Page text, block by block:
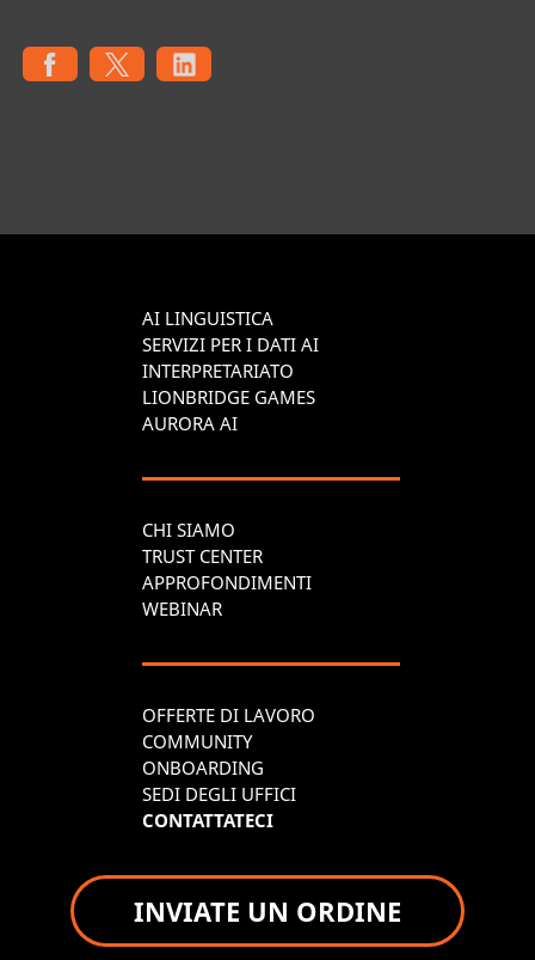
AI LINGUISTICA
SERVIZI PER I DATI AI
INTERPRETARIATO
LIONBRIDGE GAMES
AURORA AI
CHI SIAMO
TRUST CENTER
APPROFONDIMENTI
WEBINAR
OFFERTE DI LAVORO
COMMUNITY
ONBOARDING
SEDI DEGLI UFFICI
CONTATTATECI
INVIATE UN ORDINE